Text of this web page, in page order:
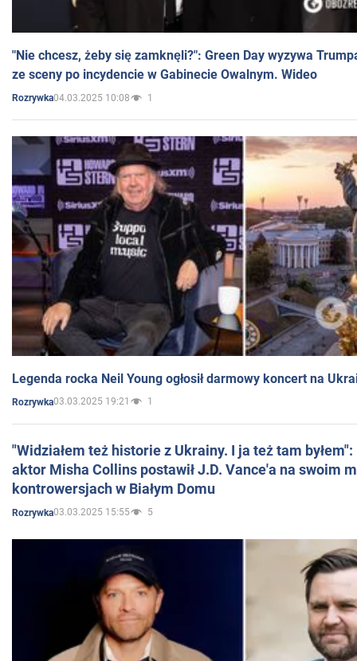
"Nie chcesz, żeby się zamknęli?": Green Day wyzywa
ze sceny po incydencie w Gabinecie Owalnym. Wideo
Rozrywka04.03.2025 10:08 1
Legenda rocka Neil Young ogłosił darmowy koncert na
Rozrywka03.03.2025 19:21 1
"Widziałem też historie z Ukrainy. I ja też tam
aktor Misha Collins postawił J.D. Vance'a na swoim
kontrowersjach w Białym Domu
Rozrywka03.03.2025 15:55 5